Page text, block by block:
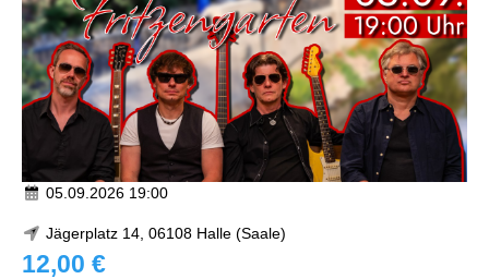
05.09.2026 19:00
Jägerplatz 14, 06108 Halle (Saale)
12,00 €